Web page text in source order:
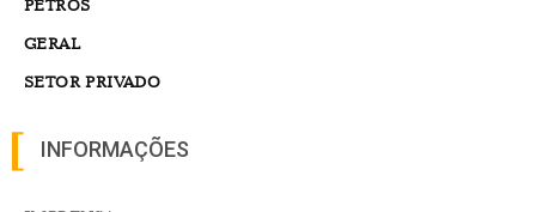
PETROS
GERAL
SETOR PRIVADO
INFORMAÇÕES